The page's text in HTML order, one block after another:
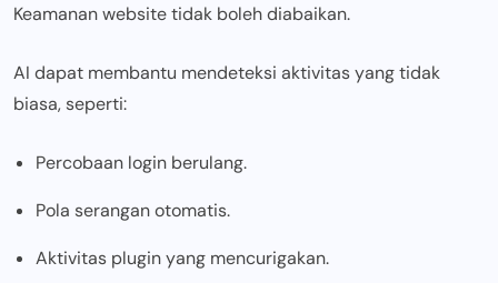
Keamanan website tidak boleh diabaikan.
AI dapat membantu mendeteksi aktivitas yang tidak
biasa, seperti:
Percobaan login berulang.
Pola serangan otomatis.
Aktivitas plugin yang mencurigakan.